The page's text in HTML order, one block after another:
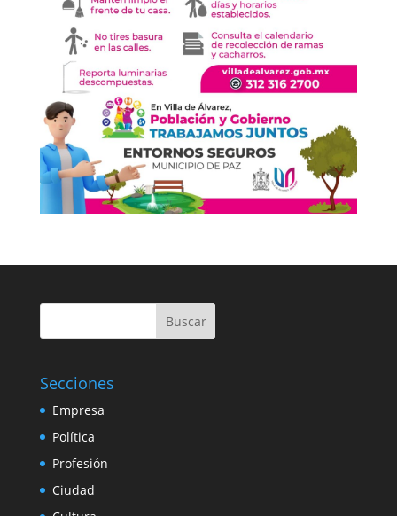
Buscar
Secciones
Empresa
Política
Profesión
Ciudad